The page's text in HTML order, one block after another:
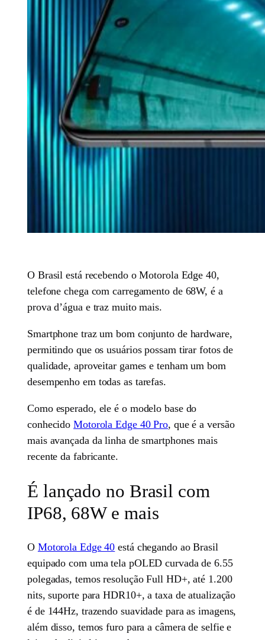
O Brasil está recebendo o Motorola Edge 40,
telefone chega com carregamento de 68W, é a
prova d’água e traz muito mais.
Smartphone traz um bom conjunto de hardware,
permitindo que os usuários possam tirar fotos de
qualidade, aproveitar games e tenham um bom
desempenho em todas as tarefas.
Como esperado, ele é o modelo base do
conhecidoMotorola Edge 40 Pro, que é a versão
mais avançada da linha de smartphones mais
recente da fabricante.
É lançado no Brasil com
IP68, 68W e mais
O Motorola Edge 40 está chegando ao Brasil
equipado com uma tela pOLED curvada de 6.55
polegadas, temos resolução Full HD+, até 1.200
nits, suporte para HDR10+, a taxa de atualização
é de 144Hz, trazendo suavidade para as imagens,
além disso, temos furo para a câmera de selfie e